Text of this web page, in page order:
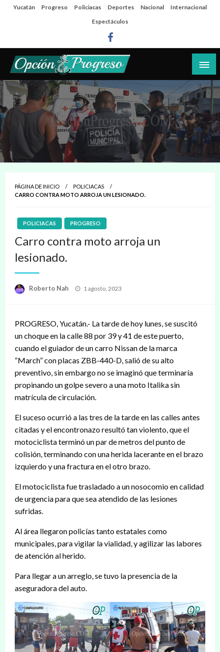
SaltaYucatán Progreso Policiacas Deportes Nacional
Internacional
Espectáculos
Opción Progreso
Las noticias del día a día del puerto
PÁGINA DE INICIO
POLICIACAS
CARRO CONTRA MOTO ARROJA UN LESIONADO.
POLICIACAS PROGRESO
Carro contra moto arroja un
lesionado.
Roberto Nah
Publicado
1 agosto, 2023
PROGRESO, Yucatán.- La tarde de hoy lunes, se suscitó
un choque en la calle 88 por 39 y 41 de este puerto,
cuando el guiador de un carro Nissan de la marca
“March” con placas ZBB-440-D, salió de su alto
preventivo, sin embargo no se imaginó que terminaría
propinando un golpe severo a una moto Italika sin
matrícula de circulación.
El suceso ocurrió a las tres de la tarde en las calles antes
citadas y el encontronazo resultó tan violento, que el
motociclista terminó un par de metros del punto de
colisión, terminando con una herida lacerante en el brazo
izquierdo y una fractura en el otro brazo.
El motociclista fue trasladado a un nosocomio en calidad
de urgencia para que sea atendido de las lesiones
sufridas.
Al área llegaron policías tanto estatales como
municipales, para vigilar la vialidad, y agilizar las labores
de atención al herido.
Para llegar a un arreglo, se tuvo la presencia de la
aseguradora del auto.